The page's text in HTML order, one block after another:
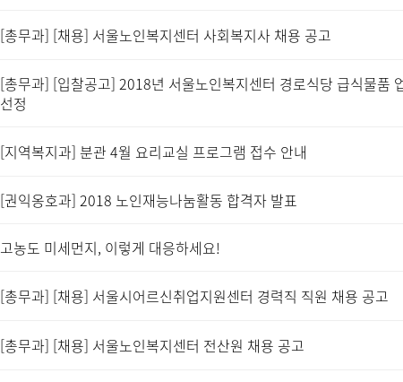
[총무과] [채용] 서울노인복지센터 사회복지사 채용 공고
[총무과] [입찰공고] 2018년 서울노인복지센터 경로식당 급식물품
선정
[지역복지과] 분관 4월 요리교실 프로그램 접수 안내
[권익옹호과] 2018 노인재능나눔활동 합격자 발표
고농도 미세먼지, 이렇게 대응하세요!
[총무과] [채용] 서울시어르신취업지원센터 경력직 직원 채용 공고
[총무과] [채용] 서울노인복지센터 전산원 채용 공고